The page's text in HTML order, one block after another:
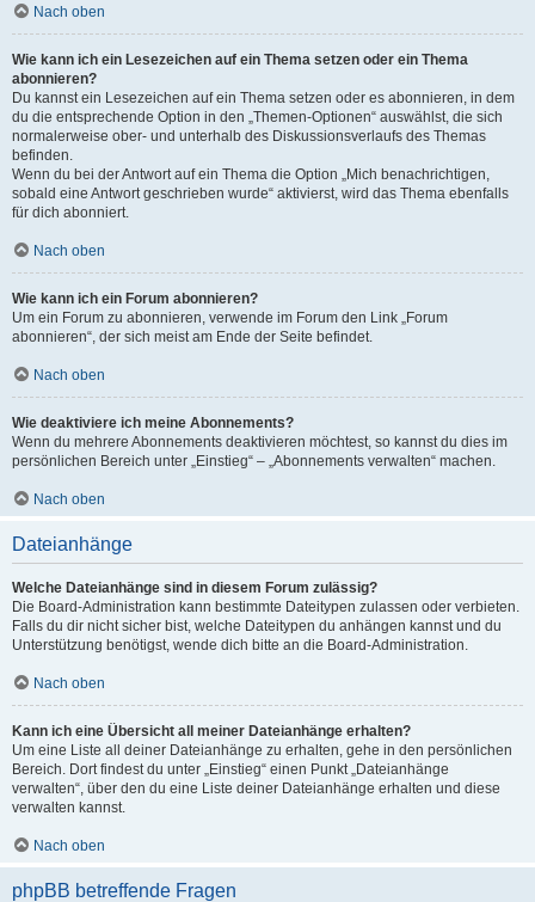
Nach oben
Wie kann ich ein Lesezeichen auf ein Thema setzen oder ein Thema
abonnieren?
Du kannst ein Lesezeichen auf ein Thema setzen oder es abonnieren, in dem
du die entsprechende Option in den „Themen-Optionen“ auswählst, die sich
normalerweise ober- und unterhalb des Diskussionsverlaufs des Themas
befinden.
Wenn du bei der Antwort auf ein Thema die Option „Mich benachrichtigen,
sobald eine Antwort geschrieben wurde“ aktivierst, wird das Thema ebenfalls
für dich abonniert.
Nach oben
Wie kann ich ein Forum abonnieren?
Um ein Forum zu abonnieren, verwende im Forum den Link „Forum
abonnieren“, der sich meist am Ende der Seite befindet.
Nach oben
Wie deaktiviere ich meine Abonnements?
Wenn du mehrere Abonnements deaktivieren möchtest, so kannst du dies im
persönlichen Bereich unter „Einstieg“ – „Abonnements verwalten“ machen.
Nach oben
Dateianhänge
Welche Dateianhänge sind in diesem Forum zulässig?
Die Board-Administration kann bestimmte Dateitypen zulassen oder verbieten.
Falls du dir nicht sicher bist, welche Dateitypen du anhängen kannst und du
Unterstützung benötigst, wende dich bitte an die Board-Administration.
Nach oben
Kann ich eine Übersicht all meiner Dateianhänge erhalten?
Um eine Liste all deiner Dateianhänge zu erhalten, gehe in den persönlichen
Bereich. Dort findest du unter „Einstieg“ einen Punkt „Dateianhänge
verwalten“, über den du eine Liste deiner Dateianhänge erhalten und diese
verwalten kannst.
Nach oben
phpBB betreffende Fragen